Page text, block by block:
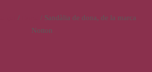
/
/ Sandàlia de dona, de la marca
Notton